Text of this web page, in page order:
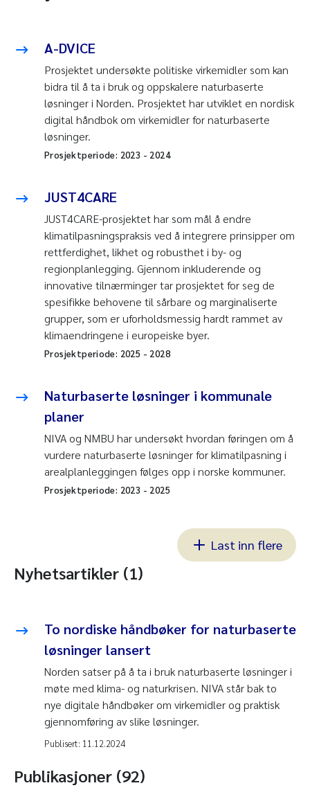
A-DVICE
Prosjektet undersøkte politiske virkemidler som kan
bidra til å ta i bruk og oppskalere naturbaserte
løsninger i Norden. Prosjektet har utviklet en nordisk
digital håndbok om virkemidler for naturbaserte
løsninger.
Prosjektperiode: 2023 - 2024
JUST4CARE
JUST4CARE-prosjektet har som mål å endre
klimatilpasningspraksis ved å integrere prinsipper om
rettferdighet, likhet og robusthet i by- og
regionplanlegging. Gjennom inkluderende og
innovative tilnærminger tar prosjektet for seg de
spesifikke behovene til sårbare og marginaliserte
grupper, som er uforholdsmessig hardt rammet av
klimaendringene i europeiske byer.
Prosjektperiode: 2025 - 2028
Naturbaserte løsninger i kommunale
planer
NIVA og NMBU har undersøkt hvordan føringen om å
vurdere naturbaserte løsninger for klimatilpasning i
arealplanleggingen følges opp i norske kommuner.
Prosjektperiode: 2023 - 2025
Last inn flere
Nyhetsartikler (1)
To nordiske håndbøker for naturbaserte
løsninger lansert
Norden satser på å ta i bruk naturbaserte løsninger i
møte med klima- og naturkrisen. NIVA står bak to
nye digitale håndbøker om virkemidler og praktisk
gjennomføring av slike løsninger.
Publisert: 11.12.2024
Publikasjoner (92)